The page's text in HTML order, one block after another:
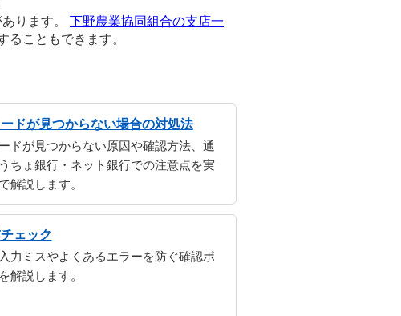
あります。下野農業協同組合の支店一
ることもできます。
ドが見つからない場合の対処法
ドが見つからない原因や確認方法、通
ちょ銀行・ネット銀行での注意点を実
解説します。
ェック
力ミスやよくあるエラーを防ぐ確認ポ
解説します。